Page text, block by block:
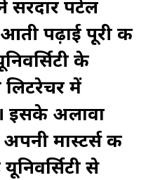
सरदार पटेल
पढ़ाई पूरी की
के
लिटरेचर में
इसके अलावा
मास्टर्स की
से